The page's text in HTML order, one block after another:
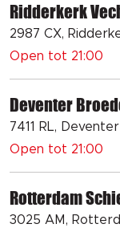
Ridderkerk
2987 CX,
Open tot 21:00
Deventer
7411 RL, Deventer
Open tot 21:00
Rotterdam
3025 AM,